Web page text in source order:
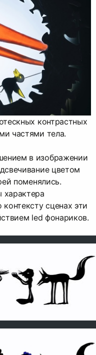
контрастных
частями тела.
в изображении
цветом
поменялись.
сценах эти
led фонариков.